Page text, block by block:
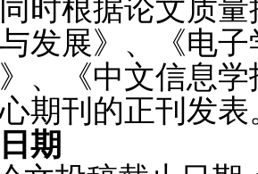
时根据论文质
发展》、《电
、《中文信息
期刊的正刊发表
期